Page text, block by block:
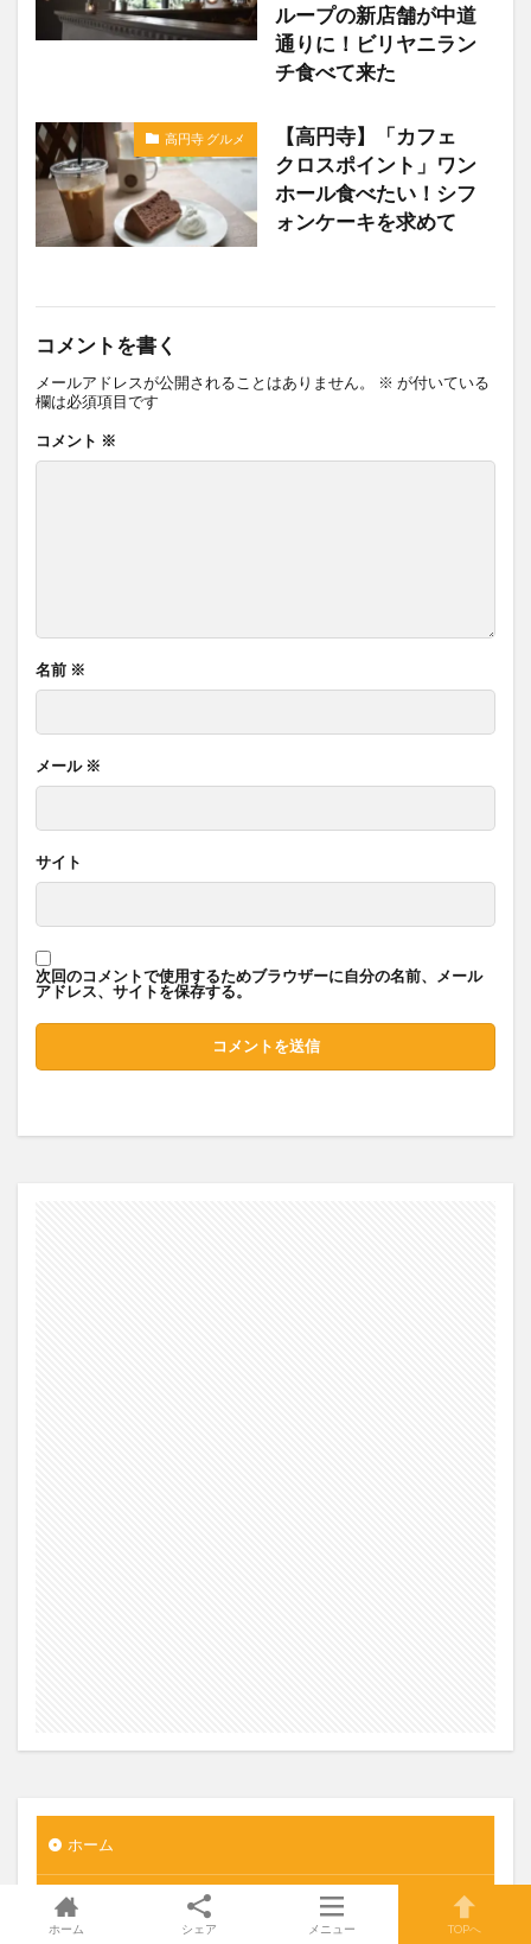
ループの新店舗が中道
通りに！ビリヤニラン
チ食べて来た
高円寺 グルメ
【高円寺】「カフェ
クロスポイント」ワン
ホール食べたい！シフ
ォンケーキを求めて
コメントを書く
メールアドレスが公開されることはありません。 ※ が付いている
欄は必須項目です
コメント ※
名前 ※
メール ※
サイト
次回のコメントで使用するためブラウザーに自分の名前、メール
アドレス、サイトを保存する。
ホーム
国内旅行
ホーム シェア メニュー TOPへ